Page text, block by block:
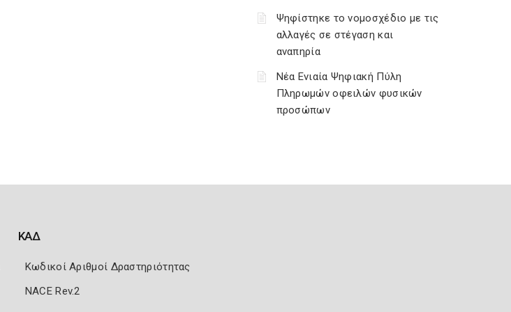
Ψηφίστηκε το νομοσχέδιο με τις
αλλαγές σε στέγαση και
αναπηρία
Νέα Ενιαία Ψηφιακή Πύλη
Πληρωμών οφειλών φυσικών
προσώπων
ΚΑΔ
Κωδικοί Αριθμοί Δραστηριότητας
NACE Rev.2